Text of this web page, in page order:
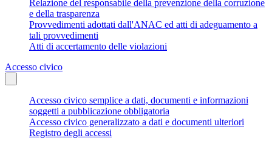
Relazione del responsabile della prevenzione della corruzione
e della trasparenza
Provvedimenti adottati dall'ANAC ed atti di adeguamento a
tali provvedimenti
Atti di accertamento delle violazioni
Accesso civico
Accesso civico semplice a dati, documenti e informazioni
soggetti a pubblicazione obbligatoria
Accesso civico generalizzato a dati e documenti ulteriori
Registro degli accessi